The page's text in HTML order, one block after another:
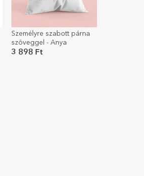
Személyre szabott párna
szöveggel - Anya
3 898 Ft